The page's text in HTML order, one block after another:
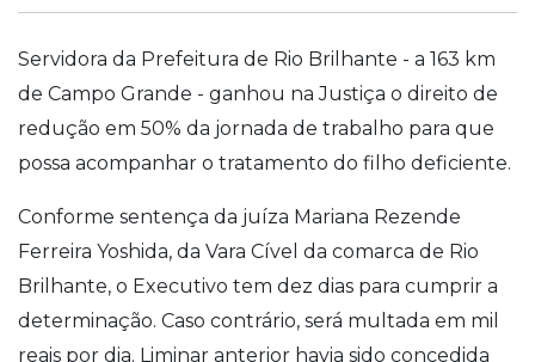
Servidora da Prefeitura de Rio Brilhante - a 163 km
de Campo Grande - ganhou na Justiça o direito de
redução em 50% da jornada de trabalho para que
possa acompanhar o tratamento do filho deficiente.
Conforme sentença da juíza Mariana Rezende
Ferreira Yoshida, da Vara Cível da comarca de Rio
Brilhante, o Executivo tem dez dias para cumprir a
determinação. Caso contrário, será multada em mil
reais por dia. Liminar anterior havia sido concedida